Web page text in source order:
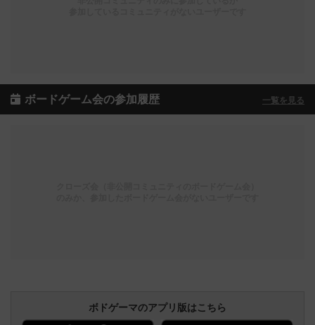
ボードゲーム会の参加履歴 一覧を見る
ボドゲーマのアプリ版はこちら